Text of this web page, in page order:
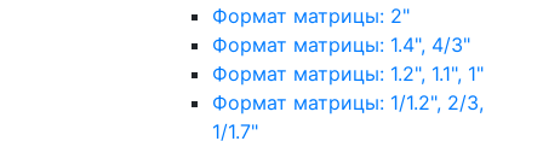
Формат матрицы: 2"
Формат матрицы: 1.4", 4/3"
Формат матрицы: 1.2", 1.1", 1"
Формат матрицы: 1/1.2", 2/3,
1/1.7"